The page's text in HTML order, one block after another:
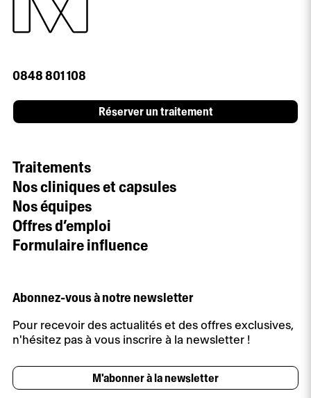
0848 801 108
Réserver un traitement
Traitements
Nos cliniques et capsules
Nos équipes
Offres d’emploi
Formulaire influence
Abonnez-vous à notre newsletter
Pour recevoir des actualités et des offres exclusives,
n'hésitez pas à vous inscrire à la newsletter !
M'abonner à la newsletter